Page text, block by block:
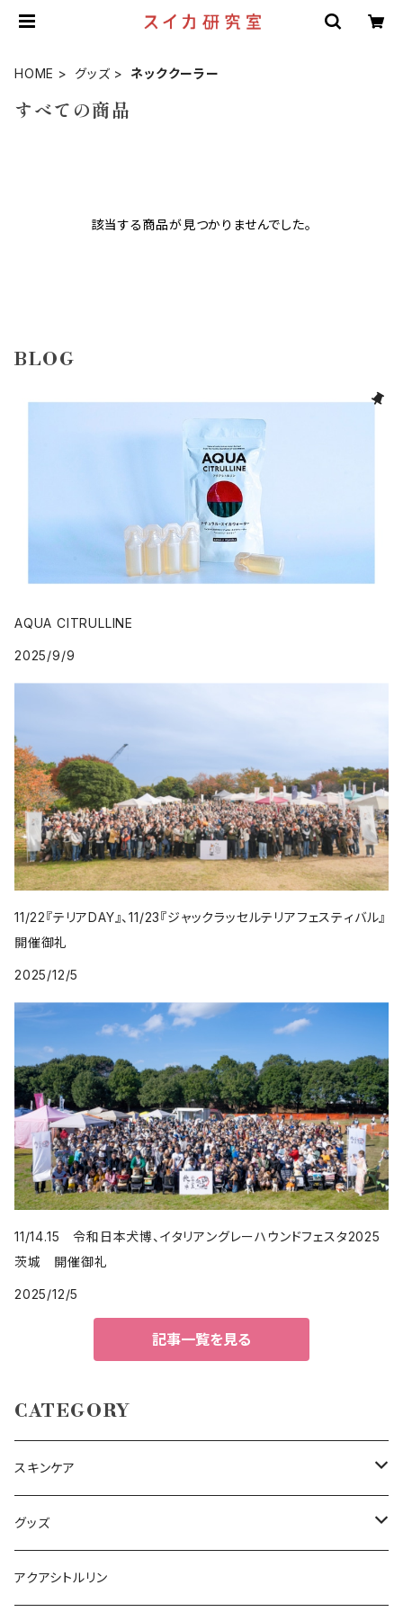
HOME グッズ ネッククーラー
すべての商品
該当する商品が見つかりませんでした。
BLOG
AQUA CITRULLINE
2025/9/9
11/22『テリアDAY』、11/23『ジャックラッセルテリアフェスティバル』
開催御礼
2025/12/5
11/14.15 令和日本犬博、イタリアングレーハウンドフェスタ2025
茨城 開催御礼
2025/12/5
記事一覧を見る
CATEGORY
スキンケア
コスメセット
化粧水
グッズ
エコバッグ
アクアシトルリン